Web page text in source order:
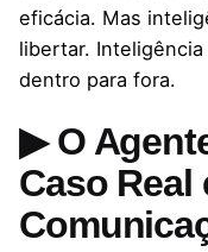
eficácia. Mas
libertar.
dentro para fora.
▶ O
Caso Real